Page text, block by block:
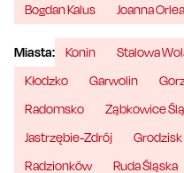
Bogdan Kalus
Joanna
Miasta: Konin Stalowa
Kłodzko
Garwolin
Radomsko
Ząbkowice
Jastrzębie-Zdrój
Radzionków
Ruda Śląska